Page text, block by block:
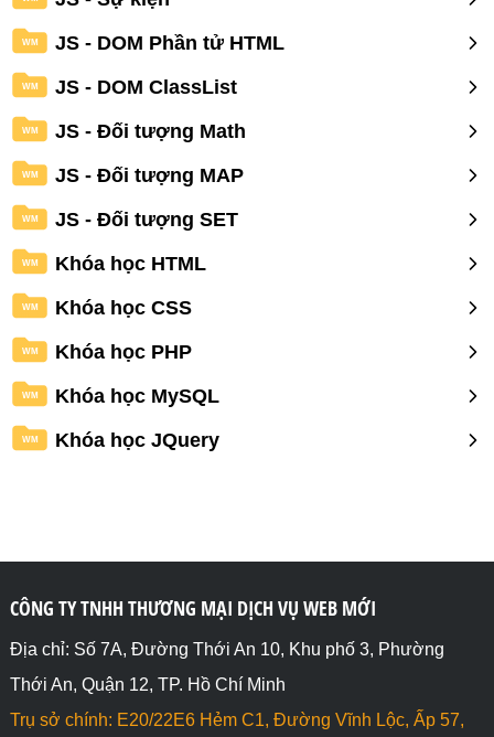
WM JS - DOM Phần tử HTML
WM JS - DOM ClassList
WM JS - Đối tượng Math
WM JS - Đối tượng MAP
WM JS - Đối tượng SET
WM Khóa học HTML
WM Khóa học CSS
WM Khóa học PHP
WM Khóa học MySQL
WM Khóa học JQuery
CÔNG TY TNHH THƯƠNG MẠI DỊCH VỤ WEB MỚI
Địa chỉ: Số 7A, Đường Thới An 10, Khu phố 3, Phường
Thới An, Quận 12, TP. Hồ Chí Minh
Trụ sở chính: E20/22E6 Hẻm C1, Đường Vĩnh Lộc, Ấp 57,